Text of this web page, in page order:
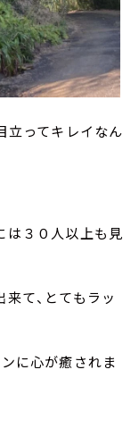
立ってキレイなん
は３０人以上も見
て、とてもラッ
に心が癒されま